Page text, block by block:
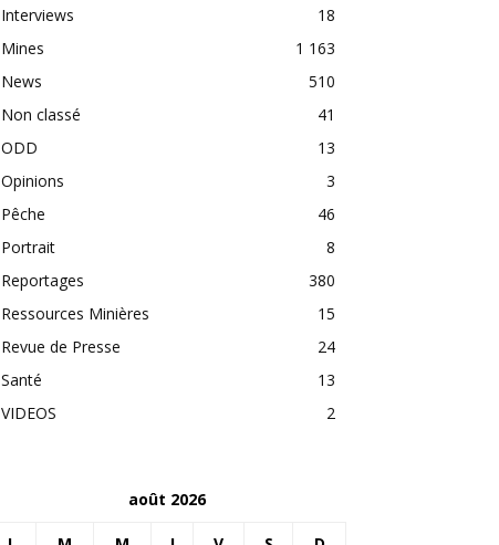
Interviews
18
Mines
1 163
News
510
Non classé
41
ODD
13
Opinions
3
Pêche
46
Portrait
8
Reportages
380
Ressources Minières
15
Revue de Presse
24
Santé
13
VIDEOS
2
août 2026